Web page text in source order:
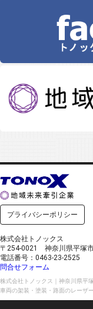
プライバシーポリシー
株式会社トノックス
〒254-0021 神奈川県平塚
電話番号：0463-23-2525
問合せフォーム
株式会社トノックス｜神奈川県平
車両の架装・塗装・路面のレーザ